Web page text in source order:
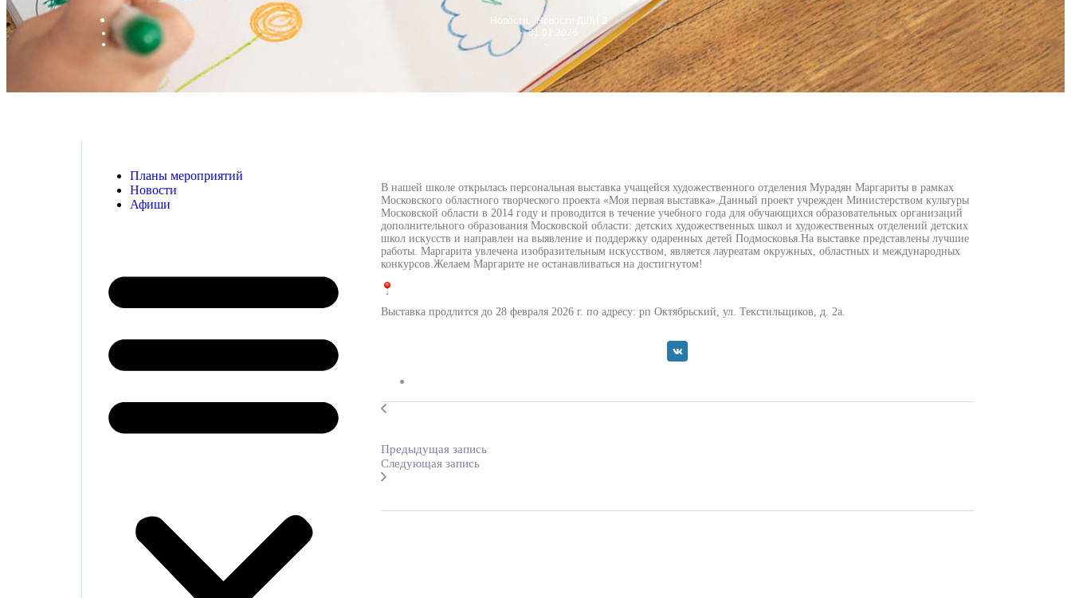
Новости
Новости ДШИ 2
- 31.01.2026
Планы мероприятий
Новости
Афиши
В нашей школе открылась персональная выставка учащейся художественного отделения Мурадян Маргариты в рамках
Московского областного творческого проекта «Моя первая выставка».Данный проект учрежден Министерством культуры
Московской области в 2014 году и проводится в течение учебного года для обучающихся образовательных организаций
дополнительного образования Московской области: детских художественных школ и художественных отделений детских
школ искусств и направлен на выявление и поддержку одаренных детей Подмосковья.На выставке представлены лучшие
работы. Маргарита увлечена изобразительным искусством, является лауреатам окружных, областных и международных
конкурсов.Желаем Маргарите не останавливаться на достигнутом!
Выставка продлится до 28 февраля 2026 г. по адресу: рп Октябрьский, ул. Текстильщиков, д. 2а.
Предыдущая запись
Следующая запись